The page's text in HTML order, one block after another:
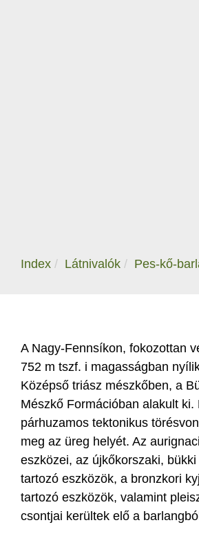
Index Látnivalók Pes-kő-
A Nagy-Fennsíkon, fokozottan
752 m tszf. i magasságban
Középső triász mészkőben, a
Mészkő Formációban alakult ki.
párhuzamos tektonikus
meg az üreg helyét. Az
eszközei, az újkőkorszaki,
tartozó eszközök, a bronzkori
tartozó eszközök, valamint
csontjai kerültek elő a